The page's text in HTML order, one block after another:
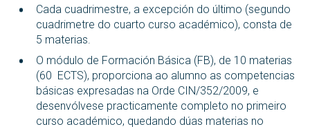
Cada cuadrimestre, a excepción do último (segundo
cuadrimetre do cuarto curso académico), consta de
5 materias.
O módulo de Formación Básica (FB), de 10 materias
(60 ECTS), proporciona ao alumno as competencias
básicas expresadas na Orde CIN/352/2009, e
desenvólvese practicamente completo no primeiro
curso académico, quedando dúas materias no